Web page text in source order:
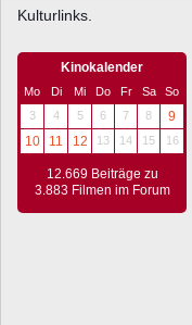
Kulturlinks.
Kinokalender
Mo Di Mi Do Fr Sa
So
3
4 5 6 7 8
9
10
11 12 13 14 15 16
12.669 Beiträge zu
3.883 Filmen im Forum